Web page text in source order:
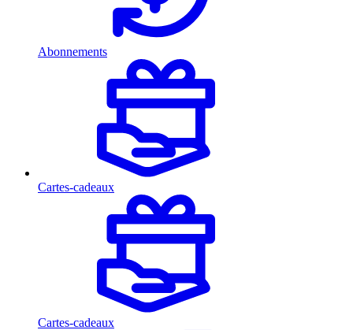
Abonnements
Cartes-cadeaux
Cartes-cadeaux